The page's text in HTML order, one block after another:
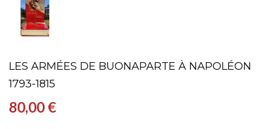
LES ARMÉES DE BUONAPARTE À NAPOLÉON
1793-1815
80,00 €